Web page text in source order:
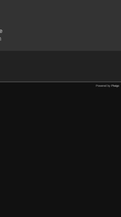
Powered by Piwigo